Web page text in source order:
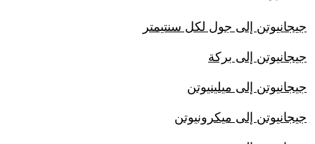
جيجانيوتن إلى جول لكل سنتيمتر
جيجانيوتن إلى بركة
جيجانيوتن إلى ميلينيوتن
جيجانيوتن إلى ميكرونيوتن